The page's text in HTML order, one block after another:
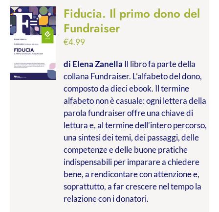
Fiducia. Il primo dono del
Fundraiser
€4.99
di Elena Zanella Il libro fa parte della
collana Fundraiser. L’alfabeto del dono,
composto da dieci ebook. Il termine
alfabeto non è casuale: ogni lettera della
parola fundraiser offre una chiave di
lettura e, al termine dell’intero percorso,
una sintesi dei temi, dei passaggi, delle
competenze e delle buone pratiche
indispensabili per imparare a chiedere
bene, a rendicontare con attenzione e,
soprattutto, a far crescere nel tempo la
relazione con i donatori.